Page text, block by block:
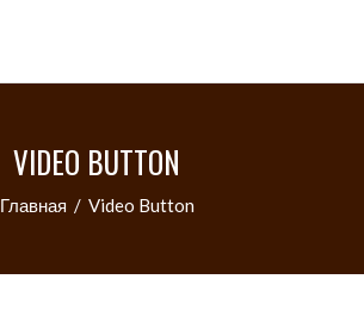
VIDEO BUTTON
Главная / Video Button